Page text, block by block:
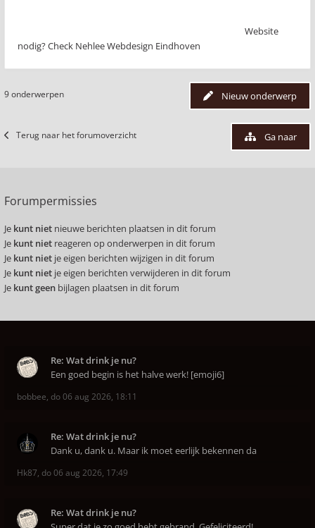
Website
nodig? Check Nehlee Webdesign Eindhoven
Nieuw onderwerp
9 onderwerpen
Terug naar het forumoverzicht Ga naar
Forumpermissies
Je kunt niet nieuwe berichten plaatsen in dit forum
Je kunt niet reageren op onderwerpen in dit forum
Je kunt niet je eigen berichten wijzigen in dit forum
Je kunt niet je eigen berichten verwijderen in dit forum
Je kunt geen bijlagen plaatsen in dit forum
Re: Wat drink je nu?
Een goed begin is het halve werk! [emoji6]
bobbee, do 06 aug 2026, 18:11
Re: Wat drink je nu?
Dank u, dank u. Maar ik moet eerlijk bekennen da
Hk87, do 06 aug 2026, 17:49
Re: Wat drink je nu?